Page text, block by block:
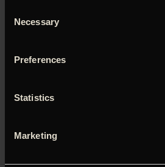
Selection
Necessary
Preferences
Statistics
Marketing
leveret manus til en række film,
Kaminski’, som vi viste for nogle år